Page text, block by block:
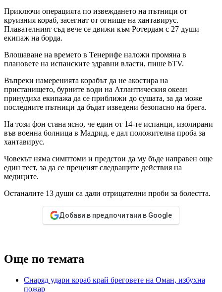
Приключи операцията по извеждането на пътници от
круизния кораб, засегнат от огнище на хантавирус.
Плавателният съд вече се движи към Ротердам с 27 души
екипаж на борда.
Влошаване на времето в Тенерифе наложи промяна в
плановете на испанските здравни власти, пише bTV.
Въпреки намеренията корабът да не акостира на
пристанището, бурните води на Атлантическия океан
принудиха екипажа да се приближи до сушата, за да може
последните пътници да бъдат изведени безопасно на брега.
На този фон стана ясно, че един от 14-те испанци, изолирани
във военна болница в Мадрид, е дал положителна проба за
хантавирус.
Човекът няма симптоми и предстои да му бъде направен още
един тест, за да се преценят следващите действия на
медиците.
Останалите 13 души са дали отрицателни проби за болестта.
Добави в предпочитани в Google
Още по темата
Снаряд удари кораб край бреговете на Оман, избухна
пожар